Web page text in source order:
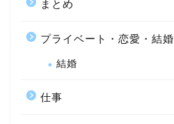
まとめ
プライベート・恋愛・結婚
結婚
仕事